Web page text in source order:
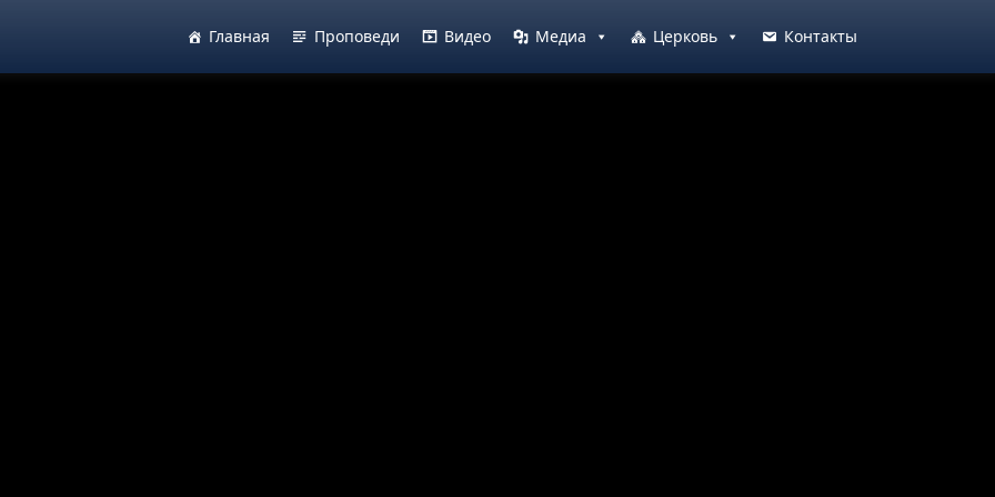
Главная Проповеди Видео Медиа Церковь Контакты